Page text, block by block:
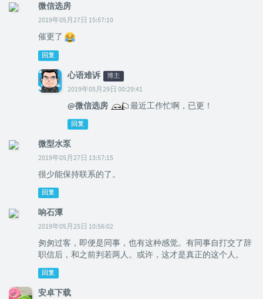
微信选房
2019年05月27日 15:57:10
催更了
回复
心语难诉 博主
2019年05月29日 00:29:41
@微信选房 最近工作忙啊，已更！
回复
微型水泵
2019年05月27日 13:57:15
很少能保持联系的了。
回复
响石潭
2019年05月25日 10:56:02
匆匆过客，即便是同事，也有这种感觉。有同事自打交了辞
职信后，和之前判若两人。或许，这才是真正的这个人。
回复
安卓下载